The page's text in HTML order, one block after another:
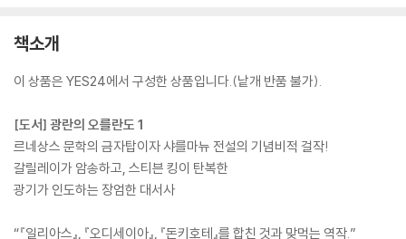
책소개
이 상품은 YES24에서 구성한 상품입니다.(낱개 반품 불가).
[도서] 광란의 오를란도 1
르네상스 문학의 금자탑이자 샤를마뉴 전설의 기념비적 걸작!
갈릴레이가 암송하고, 스티븐 킹이 탄복한
광기가 인도하는 장엄한 대서사
“『일리아스』, 『오디세이아』, 『돈키호테』를 합친 것과 맞먹는 역작.”